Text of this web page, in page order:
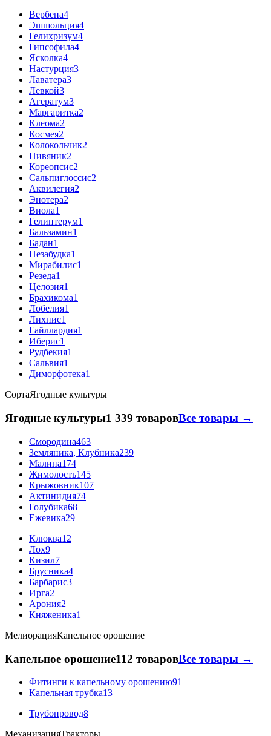
Вербена4
Эшшольция4
Гелихризум4
Гипсофила4
Ясколка4
Настурция3
Лаватера3
Левкой3
Агератум3
Маргаритка2
Клеома2
Космея2
Колокольчик2
Нивяник2
Кореопсис2
Сальпиглоссис2
Аквилегия2
Энотера2
Виола1
Гелиптерум1
Бальзамин1
Бадан1
Незабудка1
Мирабилис1
Резеда1
Целозия1
Брахикома1
Лобелия1
Лихнис1
Гайллардия1
Иберис1
Рудбекия1
Сальвия1
Диморфотека1
СортаЯгодные культуры
Ягодные культуры1 339 товаровВсе товары →
Смородина463
Земляника, Клубника239
Малина174
Жимолость145
Крыжовник107
Актинидия74
Голубика68
Ежевика29
Клюква12
Лох9
Кизил7
Брусника4
Барбарис3
Ирга2
Арония2
Княженика1
МелиорацияКапельное орошение
Капельное орошение112 товаровВсе товары →
Фитинги к капельному орошению91
Капельная трубка13
Трубопровод8